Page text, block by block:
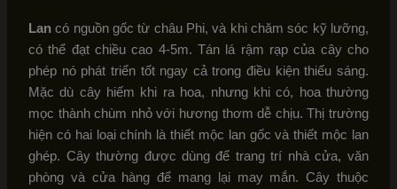
Lan có nguồn gốc từ châu Phi, và khi chăm sóc kỹ lưỡng,
có thể đạt chiều cao 4-5m. Tán lá rậm rạp của cây cho
phép nó phát triển tốt ngay cả trong điều kiện thiếu sáng.
Mặc dù cây hiếm khi ra hoa, nhưng khi có, hoa thường
mọc thành chùm nhỏ với hương thơm dễ chịu. Thị trường
hiện có hai loại chính là thiết mộc lan gốc và thiết mộc lan
ghép. Cây thường được dùng để trang trí nhà cửa, văn
phòng và cửa hàng để mang lại may mắn. Cây thuộc